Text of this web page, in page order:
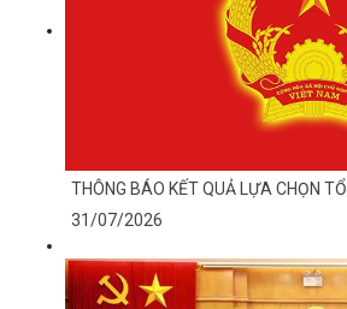
THÔNG BÁO KẾT QUẢ LỰA CHỌN
31/07/2026